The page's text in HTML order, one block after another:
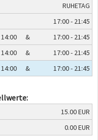
RUHETAG
17:00 - 21:45
&
17:00 - 21:45
&
17:00 - 21:45
& 17:00 - 21:45
15.00 EUR
0.00 EUR